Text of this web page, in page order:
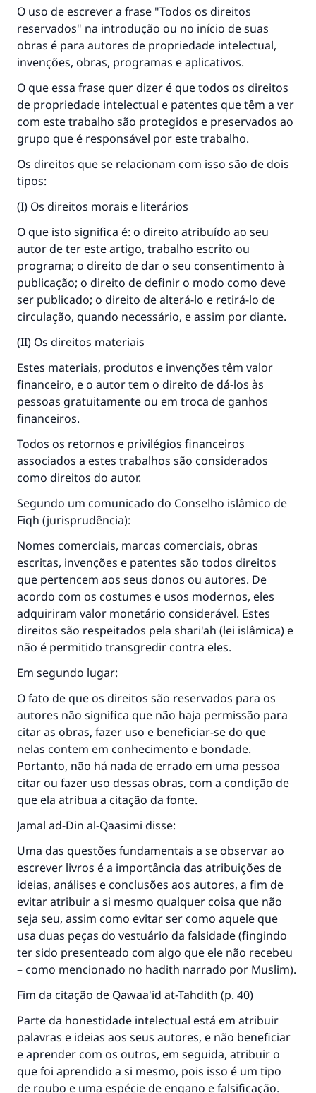
O uso de escrever a frase "Todos os direitos
reservados" na introdução ou no início de suas
obras é para autores de propriedade intelectual,
invenções, obras, programas e aplicativos.
O que essa frase quer dizer é que todos os direitos
de propriedade intelectual e patentes que têm a ver
com este trabalho são protegidos e preservados ao
grupo que é responsável por este trabalho.
Os direitos que se relacionam com isso são de dois
tipos:
(I) Os direitos morais e literários
O que isto significa é: o direito atribuído ao seu
autor de ter este artigo, trabalho escrito ou
programa; o direito de dar o seu consentimento à
publicação; o direito de definir o modo como deve
ser publicado; o direito de alterá-lo e retirá-lo de
circulação, quando necessário, e assim por diante.
(II) Os direitos materiais
Estes materiais, produtos e invenções têm valor
financeiro, e o autor tem o direito de dá-los às
pessoas gratuitamente ou em troca de ganhos
financeiros.
Todos os retornos e privilégios financeiros
associados a estes trabalhos são considerados
como direitos do autor.
Segundo um comunicado do Conselho islâmico de
Fiqh (jurisprudência):
Nomes comerciais, marcas comerciais, obras
escritas, invenções e patentes são todos direitos
que pertencem aos seus donos ou autores. De
acordo com os costumes e usos modernos, eles
adquiriram valor monetário considerável. Estes
direitos são respeitados pela shari'ah (lei islâmica) e
não é permitido transgredir contra eles.
Em segundo lugar:
O fato de que os direitos são reservados para os
autores não significa que não haja permissão para
citar as obras, fazer uso e beneficiar-se do que
nelas contem em conhecimento e bondade.
Portanto, não há nada de errado em uma pessoa
citar ou fazer uso dessas obras, com a condição de
que ela atribua a citação da fonte.
Jamal ad-Din al-Qaasimi disse:
Uma das questões fundamentais a se observar ao
escrever livros é a importância das atribuições de
ideias, análises e conclusões aos autores, a fim de
evitar atribuir a si mesmo qualquer coisa que não
seja seu, assim como evitar ser como aquele que
usa duas peças do vestuário da falsidade (fingindo
ter sido presenteado com algo que ele não recebeu
– como mencionado no hadith narrado por Muslim).
Fim da citação de Qawaa'id at-Tahdith (p. 40)
Parte da honestidade intelectual está em atribuir
palavras e ideias aos seus autores, e não beneficiar
e aprender com os outros, em seguida, atribuir o
que foi aprendido a si mesmo, pois isso é um tipo
de roubo e uma espécie de engano e falsificação.